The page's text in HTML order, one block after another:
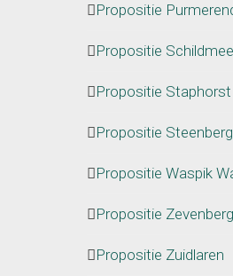
Propositie
Propositie
Propositie Staphorst
Propositie
Propositie Waspik
Propositie
Propositie Zuidlaren